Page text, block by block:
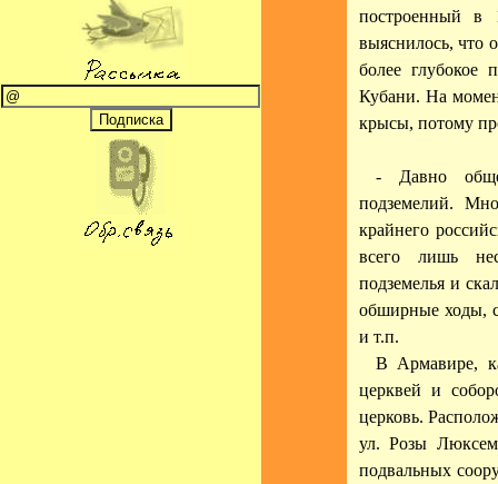
построенный в
выяснилось, что
более глубокое
Кубани. На
крысы, потому
- Давно
подземелий.
крайнего
всего лишь
подземелья и
обширные ходы,
и т.п.
В Армавире,
церквей и
церковь.
ул. Розы
подвальных